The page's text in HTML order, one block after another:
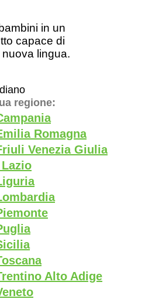
in un
capace di
lingua.
regione:
Romagna
Venezia Giulia
Alto Adige